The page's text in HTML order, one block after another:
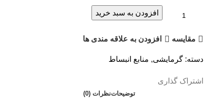
افزودن به سبد خرید
مقایسه افزودن به علاقه مندی ها
دسته: گرمایشی, منابع انبساط
اشتراک گذاری
توضیحاتنظرات (0)